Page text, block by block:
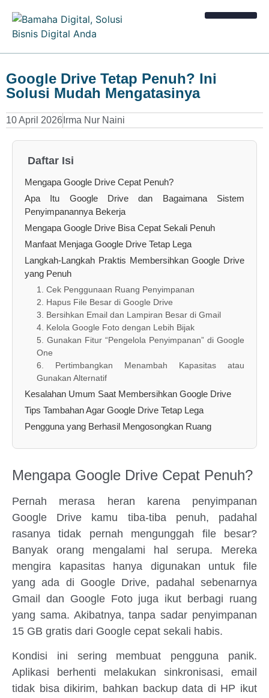
Google Drive Tetap Penuh? Ini
Solusi Mudah Mengatasinya
10 April 2026 Irma Nur Naini
Daftar Isi
Mengapa Google Drive Cepat Penuh?
Apa Itu Google Drive dan Bagaimana Sistem
Penyimpanannya Bekerja
Mengapa Google Drive Bisa Cepat Sekali Penuh
Manfaat Menjaga Google Drive Tetap Lega
Langkah-Langkah Praktis Membersihkan Google Drive
yang Penuh
1. Cek Penggunaan Ruang Penyimpanan
2. Hapus File Besar di Google Drive
3. Bersihkan Email dan Lampiran Besar di Gmail
4. Kelola Google Foto dengan Lebih Bijak
5. Gunakan Fitur “Pengelola Penyimpanan” di Google
One
6. Pertimbangkan Menambah Kapasitas atau
Gunakan Alternatif
Kesalahan Umum Saat Membersihkan Google Drive
Tips Tambahan Agar Google Drive Tetap Lega
Pengguna yang Berhasil Mengosongkan Ruang
Mengapa Google Drive Cepat Penuh?
Pernah merasa heran karena penyimpanan
Google Drive kamu tiba-tiba penuh, padahal
rasanya tidak pernah mengunggah file besar?
Banyak orang mengalami hal serupa. Mereka
mengira kapasitas hanya digunakan untuk file
yang ada di Google Drive, padahal sebenarnya
Gmail dan Google Foto juga ikut berbagi ruang
yang sama. Akibatnya, tanpa sadar penyimpanan
15 GB gratis dari Google cepat sekali habis.
Kondisi ini sering membuat pengguna panik.
Aplikasi berhenti melakukan sinkronisasi, email
tidak bisa dikirim, bahkan backup data di HP ikut